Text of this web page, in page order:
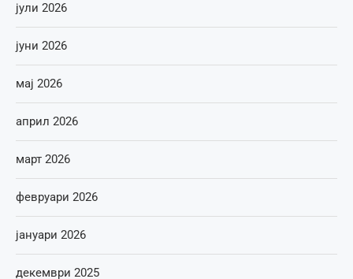
јули 2026
јуни 2026
мај 2026
април 2026
март 2026
февруари 2026
јануари 2026
декември 2025